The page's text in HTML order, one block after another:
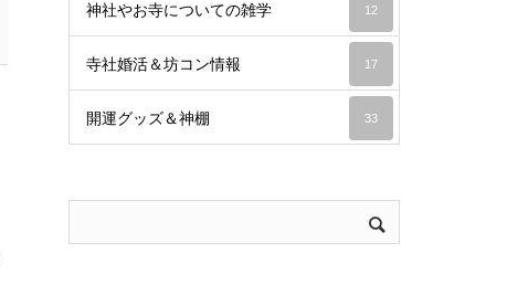
神社やお寺についての雑学 12
寺社婚活＆坊コン情報 17
開運グッズ＆神棚 33